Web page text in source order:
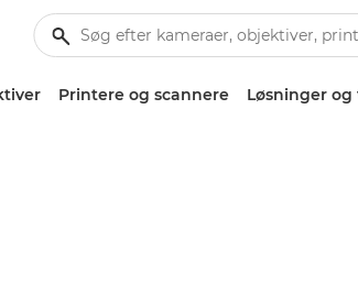
Printere og scannere Løsninger